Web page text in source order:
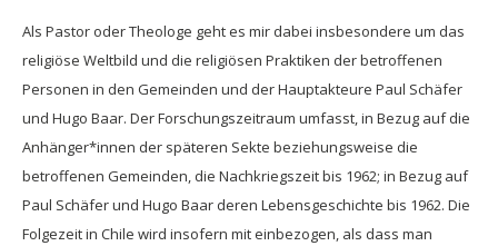
Als Pastor oder Theologe geht es mir dabei insbesondere um das
religiöse Weltbild und die religiösen Praktiken der betroffenen
Personen in den Gemeinden und der Hauptakteure Paul Schäfer
und Hugo Baar. Der Forschungszeitraum umfasst, in Bezug auf die
Anhänger*innen der späteren Sekte beziehungsweise die
betroffenen Gemeinden, die Nachkriegszeit bis 1962; in Bezug auf
Paul Schäfer und Hugo Baar deren Lebensgeschichte bis 1962. Die
Folgezeit in Chile wird insofern mit einbezogen, als dass man